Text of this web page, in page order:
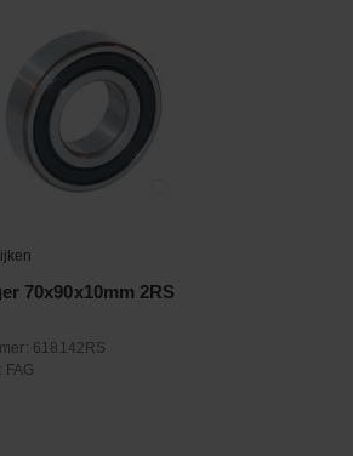
70x90x10mm 2RS
618142RS
FAG